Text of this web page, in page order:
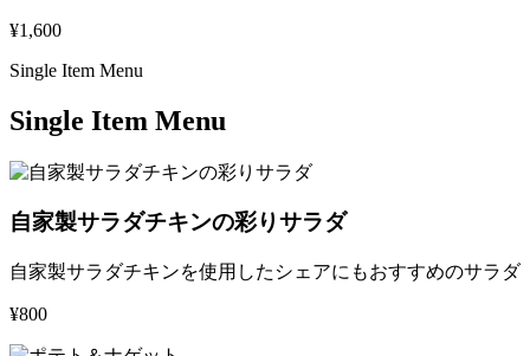
¥1,600
Single Item Menu
Single Item Menu
自家製サラダチキンの彩りサラダ
自家製サラダチキンを使用したシェアにもおすすめのサラダ
¥800